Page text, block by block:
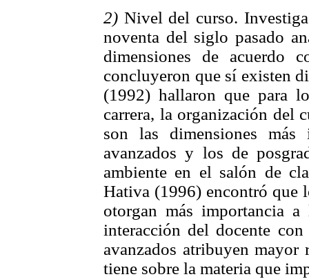
2) Nivel del curso.
noventa del siglo pasado
dimensiones de acuerdo
concluyeron que sí existen
(1992) hallaron que para
carrera, la organización del
son las dimensiones más
avanzados y los de
ambiente en el salón de
Hativa (1996) encontró que
otorgan más importancia a
interacción del docente
avanzados atribuyen
tiene sobre la materia que